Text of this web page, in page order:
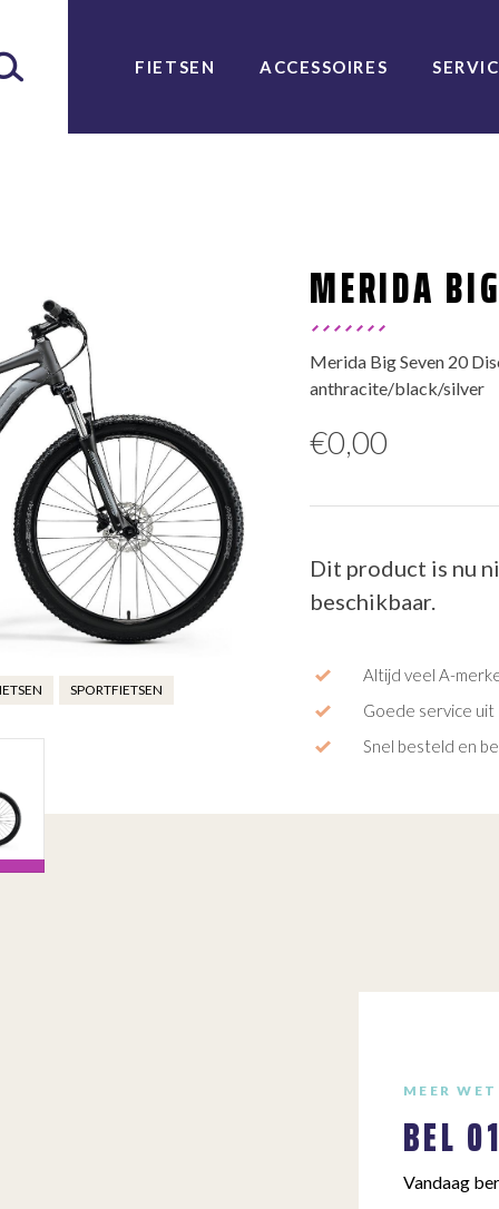
FIETSEN ACCESSOIRES
SPORTFIETSEN
MERIDA
Merida Big Seven 20
anthracite/black/silver
€0,00
Dit product is nu
beschikbaar.
Altijd veel A-
Goede service
Snel besteld en
MEER
BEL
Vandaag